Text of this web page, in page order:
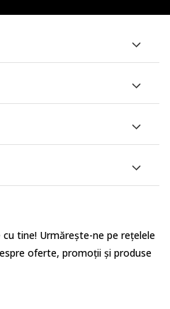
tine! Urmărește-ne pe rețelele
oferte, promoții și produse